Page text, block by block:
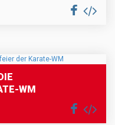
WM